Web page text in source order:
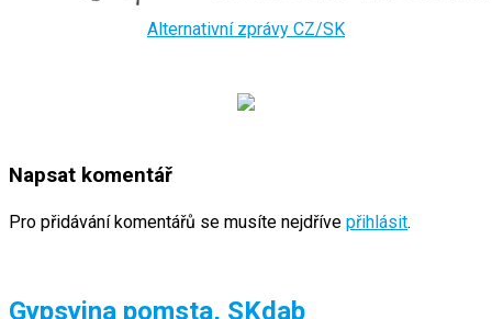
Alternativní zprávy CZ/SK
Napsat komentář
Pro přidávání komentářů se musíte nejdříve přihlásit.
Gypsyina pomsta, SKdab